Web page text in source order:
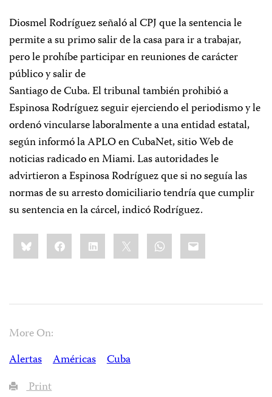
Diosmel Rodríguez señaló al CPJ que la sentencia le
permite a su primo salir de la casa para ir a trabajar,
pero le prohíbe participar en reuniones de carácter
público y salir de
Santiago de Cuba. El tribunal también prohibió a
Espinosa Rodríguez seguir ejerciendo el periodismo y le
ordenó vincularse laboralmente a una entidad estatal,
según informó la APLO en CubaNet, sitio Web de
noticias radicado en Miami. Las autoridades le
advirtieron a Espinosa Rodríguez que si no seguía las
normas de su arresto domiciliario tendría que cumplir
su sentencia en la cárcel, indicó Rodríguez.
Share
this:BlueskyFacebookLinkedIn WhatsApp
Email
More On:
Alertas
Américas
Cuba
Print